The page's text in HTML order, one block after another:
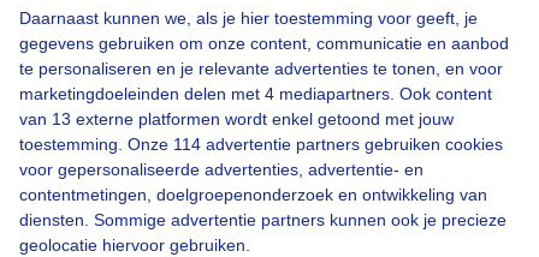
Daarnaast kunnen we, als je hier toestemming voor geeft, je
gegevens gebruiken om onze content, communicatie en aanbod
te personaliseren en je relevante advertenties te tonen, en voor
marketingdoeleinden delen met 4 mediapartners. Ook content
van 13 externe platformen wordt enkel getoond met jouw
toestemming. Onze 114 advertentie partners gebruiken cookies
voor gepersonaliseerde advertenties, advertentie- en
contentmetingen, doelgroepenonderzoek en ontwikkeling van
diensten. Sommige advertentie partners kunnen ook je precieze
geolocatie hiervoor gebruiken.
Een moment geduld aub...
Over Buienradar